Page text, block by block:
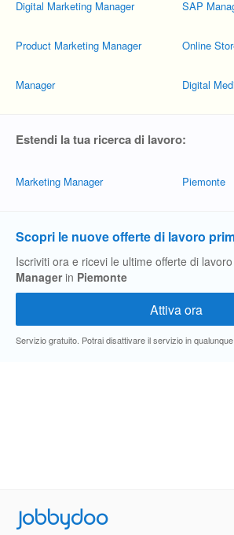
Digital Marketing Manager
Product Marketing Manager
Manager
SAP
Online
Digital
Estendi la tua ricerca di lavoro:
Marketing Manager Piemonte
Scopri le nuove offerte di lavoro
Iscriviti ora e ricevi le ultime offerte di
Managerin Piemonte
Servizio gratuito. Potrai disattivare il servizio in
Jobbydoo